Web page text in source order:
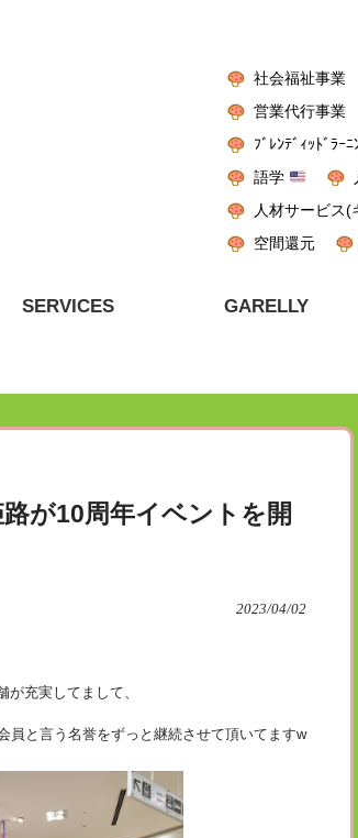
社会福祉事業
営業代行事業
ﾌﾞﾚﾝﾃﾞｨｯﾄﾞﾗｰﾆ
語学
人材サービス(
空間還元
SERVICES GARELLY
が10周年イベントを開
2023/04/02
充実してまして、
員と言う名誉をずっと継続させて頂いてますw